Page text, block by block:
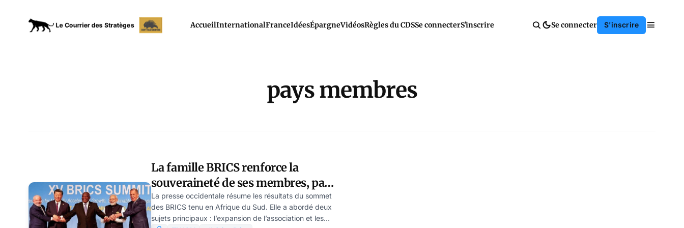
AccueilInternationalFranceIdéesÉpargneVidéosRègles du CDSSe connecterS'inscrire Se connecter S'inscrire
pays membres
La famille BRICS renforce la
souveraineté de ses membres, par
Valéria Verbinina
La presse occidentale résume les résultats du sommet
des BRICS tenu en Afrique du Sud. Elle a abordé deux
sujets principaux : l’expansion de l’association et les